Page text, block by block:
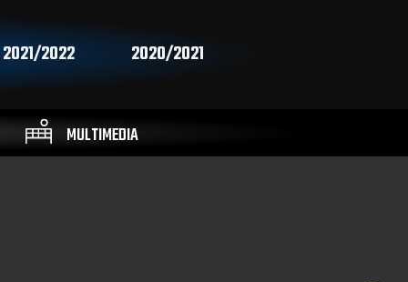
2021/2022 2020/2021
MULTIMEDIA